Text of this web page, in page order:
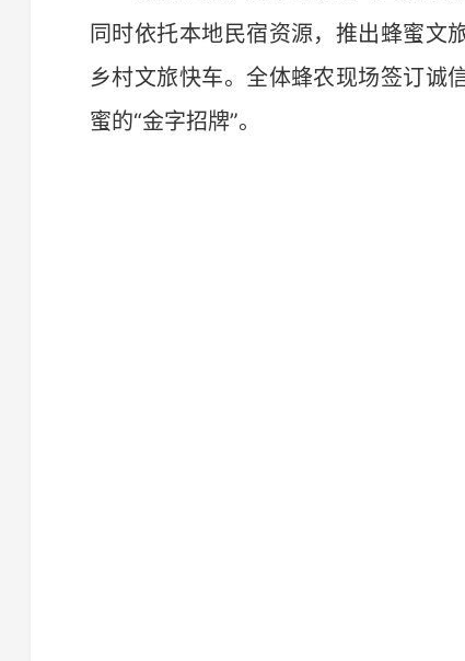
同时依托本地民宿资源，推出蜂蜜文
乡村文旅快车。全体蜂农现场签订诚
蜜的“金字招牌”。